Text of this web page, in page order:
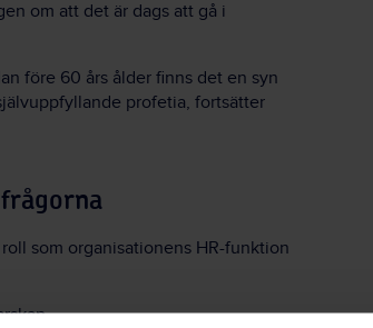
om att det är dags att gå i
före 60 års ålder finns det en syn
profetia, fortsätter
som organisationens HR-funktion